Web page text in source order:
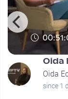
Oida
Oida
since 1